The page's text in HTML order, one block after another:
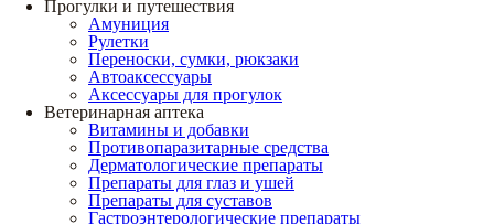
Прогулки и путешествия
Амуниция
Рулетки
Переноски, сумки, рюкзаки
Автоаксессуары
Аксессуары для прогулок
Ветеринарная аптека
Витамины и добавки
Противопаразитарные средства
Дерматологические препараты
Препараты для глаз и ушей
Препараты для суставов
Гастроэнтерологические препараты